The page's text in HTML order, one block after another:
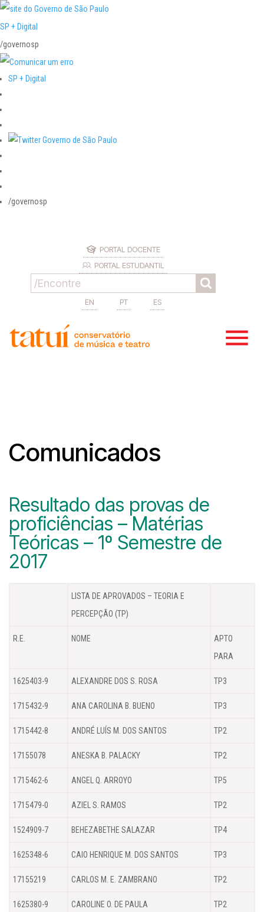
SP + Digital
/governosp
SP + Digital
/governosp
PORTAL DOCENTE
PORTAL ESTUDANTIL
EN PT ES
Comunicados
Resultado das provas de
proficiências – Matérias
Teóricas – 1º Semestre de
2017
LISTA DE APROVADOS – TEORIA E
PERCEPÇÃO (TP)
R.E. NOME
APTO
PARA
1625403-9 ALEXANDRE DOS S. ROSA TP3
1715432-9 ANA CAROLINA B. BUENO TP3
1715442-8 ANDRÉ LUÍS M. DOS SANTOS TP2
17155078 ANESKA B. PALACKY TP2
1715462-6 ANGEL Q. ARROYO TP5
1715479-0 AZIEL S. RAMOS TP2
1524909-7 BEHEZABETHE SALAZAR TP4
1625348-6 CAIO HENRIQUE M. DOS SANTOS TP3
17155219 CARLOS M. E. ZAMBRANO TP2
1625380-9 CAROLINE O. DE PAULA TP2